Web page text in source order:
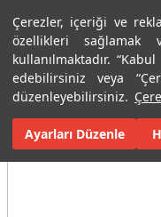
Çerezler, içeriği ve
özellikleri
kullanılmaktadır.
edebilirsiniz veya
düzenleyebilirsiniz.
Ayarları Düzenle
Menü
Ana Sayfa Karolar
Tüm Görseller(8)